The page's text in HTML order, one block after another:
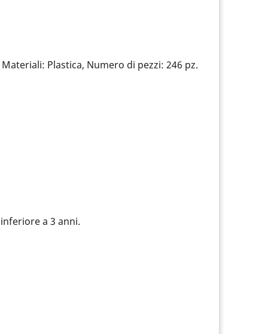
Plastica, Numero di pezzi: 246 pz.
a 3 anni.